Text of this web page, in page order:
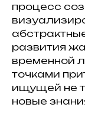
процесс
развития
временной
точками
ищущей не
новые